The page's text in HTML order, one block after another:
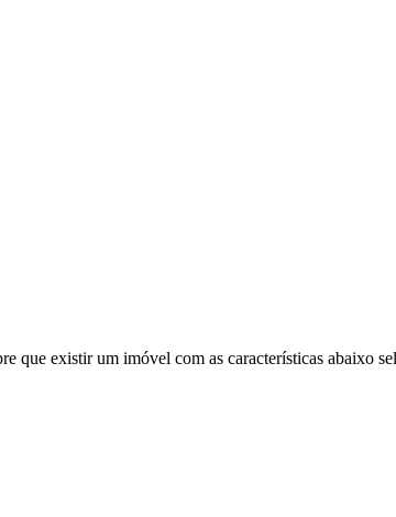
que existir um imóvel com as características abaixo